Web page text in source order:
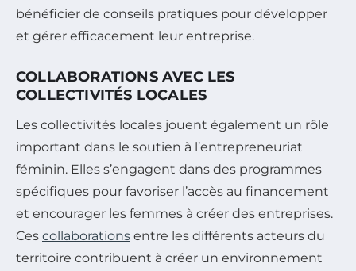
bénéficier de conseils pratiques pour développer
et gérer efficacement leur entreprise.
COLLABORATIONS AVEC LES
COLLECTIVITÉS LOCALES
Les collectivités locales jouent également un rôle
important dans le soutien à l’entrepreneuriat
féminin. Elles s’engagent dans des programmes
spécifiques pour favoriser l’accès au financement
et encourager les femmes à créer des entreprises.
Ces collaborations entre les différents acteurs du
territoire contribuent à créer un environnement